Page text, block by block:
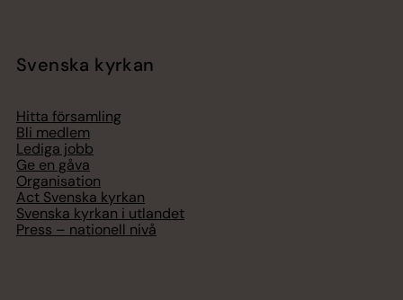
Svenska kyrkan
Hitta församling
Bli medlem
Lediga jobb
Ge en gåva
Organisation
Act Svenska kyrkan
Svenska kyrkan i utlandet
Press – nationell nivå